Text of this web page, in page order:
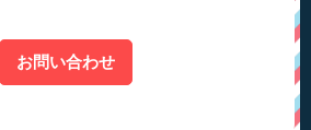
お問い合わせ